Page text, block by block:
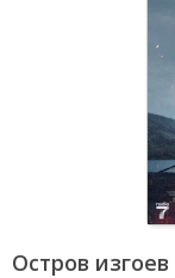
Остров изгоев